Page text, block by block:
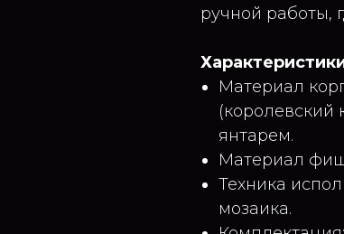
ручной работы,
Материал
(королевский
янтарем.
Материал
Техника
мозаика.